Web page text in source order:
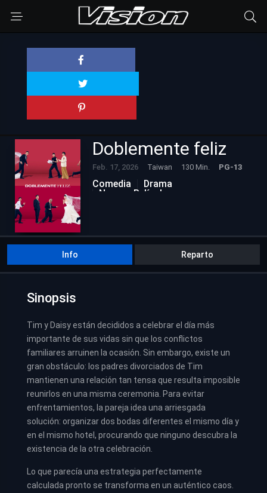
Doblemente feliz
Feb. 17, 2026 Taiwan 130 Min. PG-13
Comedia
Drama
Nuevas Películas
Info Reparto
Sinopsis
Tim y Daisy están decididos a celebrar el día más
importante de sus vidas sin que los conflictos
familiares arruinen la ocasión. Sin embargo, existe un
gran obstáculo: los padres divorciados de Tim
mantienen una relación tan tensa que resulta imposible
reunirlos en una misma ceremonia. Para evitar
enfrentamientos, la pareja idea una arriesgada
solución: organizar dos bodas diferentes el mismo día y
en el mismo hotel, procurando que ninguno descubra la
existencia de la otra celebración.
Lo que parecía una estrategia perfectamente
calculada pronto se transforma en un auténtico caos.